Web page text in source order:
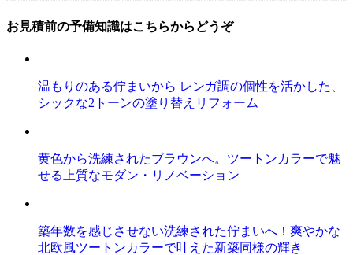
お見積前の予備知識はこちらからどうぞ
温もりのある佇まいから レンガ調の個性を活かした、
シックな2トーンの塗り替えリフォーム
黄色から洗練されたブラウンへ。ツートンカラーで魅
せる上質なモダン・リノベーション
築年数を感じさせない洗練された佇まいへ！爽やかな
北欧風ツートンカラーで叶えた新築同様の輝き